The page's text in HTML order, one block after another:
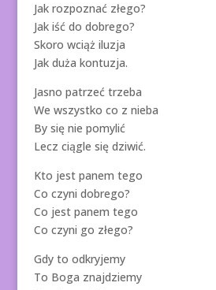
Jak rozpoznać złego?
Jak iść do dobrego?
Skoro wciąż iluzja
Jak duża kontuzja.
Jasno patrzeć trzeba
We wszystko co z nieba
By się nie pomylić
Lecz ciągle się dziwić.
Kto jest panem tego
Co czyni dobrego?
Co jest panem tego
Co czyni go złego?
Gdy to odkryjemy
To Boga znajdziemy